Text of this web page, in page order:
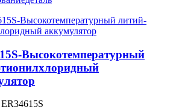
Высокотемпературный